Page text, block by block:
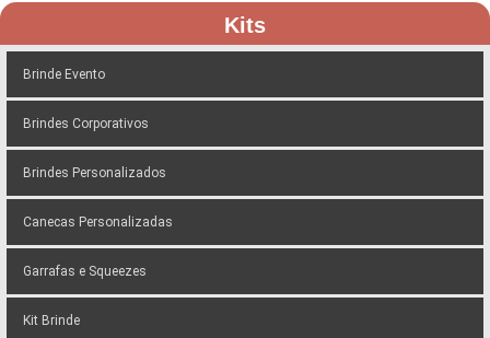
Kits
Brinde Evento
Brindes Corporativos
Brindes Personalizados
Canecas Personalizadas
Garrafas e Squeezes
Kit Brinde